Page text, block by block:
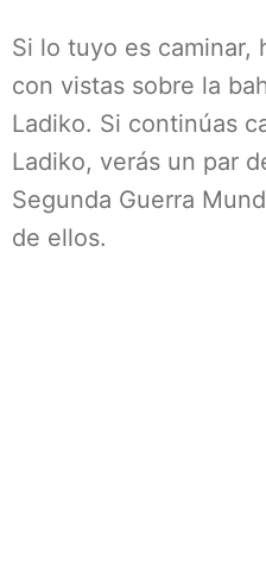
Si lo tuyo es caminar,
con vistas sobre la
Ladiko. Si continúas
Ladiko, verás un par
Segunda Guerra
de ellos.